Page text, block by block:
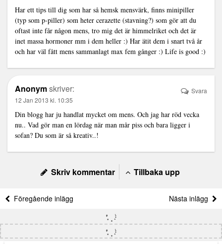
Har ett tips till dig som har så hemsk mensvärk, finns minipiller
(typ som p-piller) som heter cerazette (stavning?) som gör att du
oftast inte får någon mens, tro mig det är himmelriket och det är
inet massa hormoner mm i dem heller :) Har ätit dem i snart två år
och har väl fått mens sammanlagt max fem gånger :) Life is good :)
Anonymskriver:
12 Jan 2013 kl. 10:35
Din blogg har ju handlat mycket om mens. Och jag har röd vecka
nu.. Vad gör man en lördag när man mår piss och bara ligger i
sofan? Du som är så kreativ..!
Svara
Skriv kommentar Tillbaka upp
Föregående inlägg Nästa inlägg